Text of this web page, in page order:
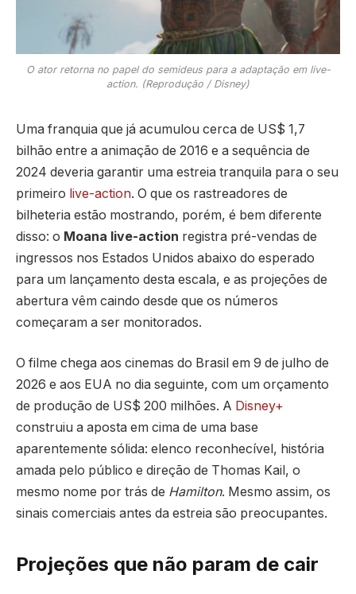
O ator retorna no papel do semideus para a adaptação em live-
action. (Reprodução / Disney)
Uma franquia que já acumulou cerca de US$ 1,7
bilhão entre a animação de 2016 e a sequência de
2024 deveria garantir uma estreia tranquila para o seu
primeiro live-action. O que os rastreadores de
bilheteria estão mostrando, porém, é bem diferente
disso: o Moana live-action registra pré-vendas de
ingressos nos Estados Unidos abaixo do esperado
para um lançamento desta escala, e as projeções de
abertura vêm caindo desde que os números
começaram a ser monitorados.
O filme chega aos cinemas do Brasil em 9 de julho de
2026 e aos EUA no dia seguinte, com um orçamento
de produção de US$ 200 milhões. A Disney+
construiu a aposta em cima de uma base
aparentemente sólida: elenco reconhecível, história
amada pelo público e direção de Thomas Kail, o
mesmo nome por trás de Hamilton. Mesmo assim, os
sinais comerciais antes da estreia são preocupantes.
Projeções que não param de cair